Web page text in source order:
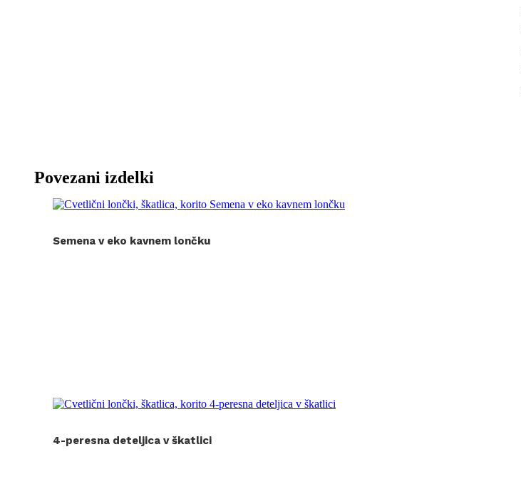
Povezani izdelki
Semena v eko kavnem lončku
4-peresna deteljica v škatlici